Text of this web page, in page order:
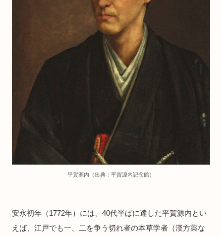
平賀源内（出典：平賀源内記念館）
安永初年（1772年）には、40代半ばに達した平賀源内とい
えば、江戸でも一、二を争う切れ者の本草学者（漢方薬な